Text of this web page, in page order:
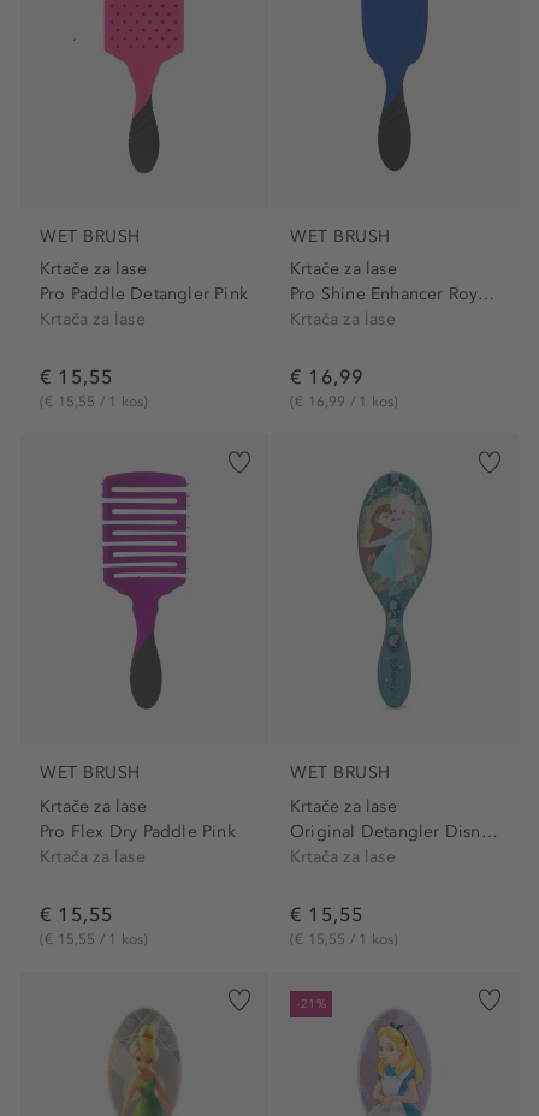
WET BRUSH
Krtače za lase
Pro Paddle Detangler Pink
Krtača za lase
€ 15,55
(€ 15,55 / 1 kos)
WET BRUSH
Krtače za lase
Pro Shine Enhancer Royal Blue
Krtača za lase
€ 16,99
(€ 16,99 / 1 kos)
WET BRUSH
Krtače za lase
Pro Flex Dry Paddle Pink
Krtača za lase
€ 15,55
(€ 15,55 / 1 kos)
WET BRUSH
Krtače za lase
Original Detangler Disney...
Krtača za lase
€ 15,55
(€ 15,55 / 1 kos)
-21%